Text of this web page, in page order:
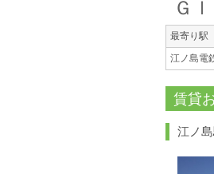
Ｇ
最寄り駅
江ノ島電
賃貸
江ノ